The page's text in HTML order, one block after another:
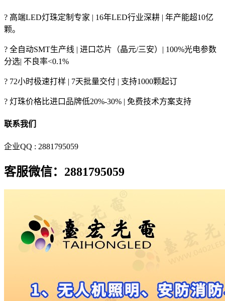
? 高端LED灯珠定制专家 | 16年LED行业深耕 | 年产能超10亿
颗。
? 全自动SMT生产线 | 进口芯片（晶元/三安）| 100%光电参数
分选| 不良率<0.1%
? 72小时极速打样 | 7天批量交付 | 支持1000颗起订
? 灯珠价格比进口品牌低20%-30% | 免费技术方案支持
联系我们
企业QQ : 2881795059
客服微信：2881795059